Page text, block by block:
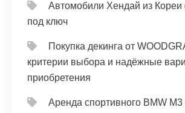
Автомобили Хендай из Кореи
под ключ
Покупка декинга от
критерии выбора и надёжные
приобретения
Аренда спортивного BMW